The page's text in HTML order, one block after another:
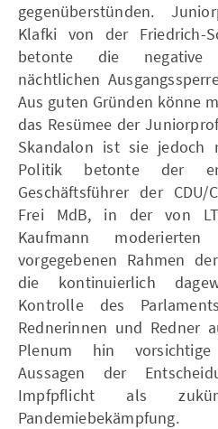
gegenüberstünden.
Klafki von der Friedrich-
betonte die negative
nächtlichen
Aus guten Gründen könne
das Resümee der
Skandalon ist sie jedoch
Politik betonte der
Geschäftsführer der
Frei MdB, in der von
Kaufmann
vorgegebenen Rahmen
die kontinuierlich
Kontrolle des
Rednerinnen und Redner
Plenum hin
Aussagen der
Impfpflicht als
Pandemiebekämpfung.